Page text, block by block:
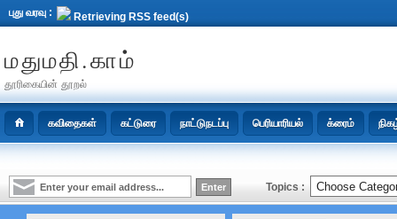
புது வரவு : Retrieving RSS feed(s)
மதுமதி.காம்
தூரிகையின் தூறல்
கவிதைகள் கட்டுரை நாட்டுநடப்பு பெரியாரியல் க்ரைம்
Topics :